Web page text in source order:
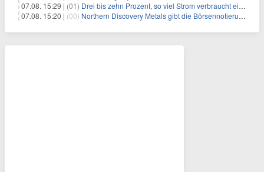
07.08. 15:29 | (01) Drei bis zehn Prozent, so viel Strom verbraucht ein Aufzug im Gebäude
07.08. 15:20 | (00) Northern Discovery Metals gibt die Börsennotierung an der Frankfurter Wertpapierbörse bekannt